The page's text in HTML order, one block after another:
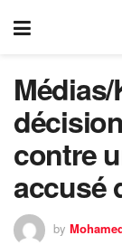
contre
accusé
by